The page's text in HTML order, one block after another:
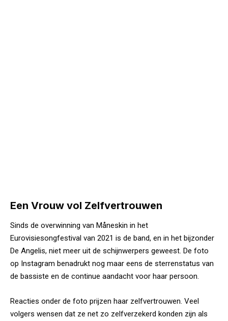
Een Vrouw vol Zelfvertrouwen
Sinds de overwinning van Måneskin in het
Eurovisiesongfestival van 2021 is de band, en in het bijzonder
De Angelis, niet meer uit de schijnwerpers geweest. De foto
op Instagram benadrukt nog maar eens de sterrenstatus van
de bassiste en de continue aandacht voor haar persoon.
Reacties onder de foto prijzen haar zelfvertrouwen. Veel
volgers wensen dat ze net zo zelfverzekerd konden zijn als